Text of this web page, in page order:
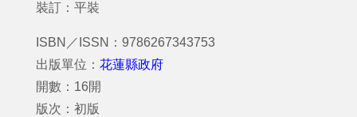
裝訂：平裝
ISBN／ISSN：9786267343753
出版單位： 花蓮縣政府
開數：16開
版次：初版